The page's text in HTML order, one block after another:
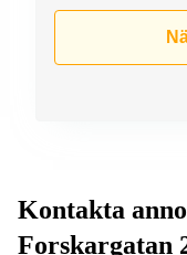
Kontakta
Forskargatan